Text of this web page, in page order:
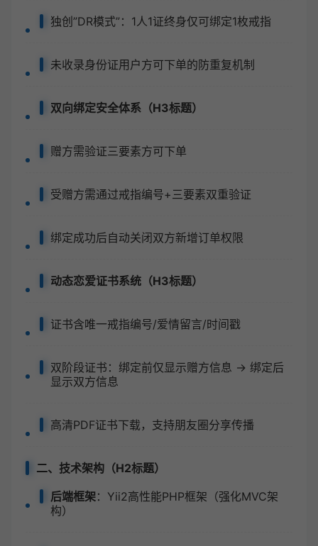
独创”DR模式”：1人1证终身仅可绑定1枚戒指
未收录身份证用户方可下单的防重复机制
双向绑定安全体系（H3标题）
赠方需验证三要素方可下单
受赠方需通过戒指编号+三要素双重验证
绑定成功后自动关闭双方新增订单权限
动态恋爱证书系统（H3标题）
证书含唯一戒指编号/爱情留言/时间戳
双阶段证书：绑定前仅显示赠方信息 → 绑定后
显示双方信息
高清PDF证书下载，支持朋友圈分享传播
二、技术架构（H2标题）
后端框架：Yii2高性能PHP框架（强化MVC架
构）